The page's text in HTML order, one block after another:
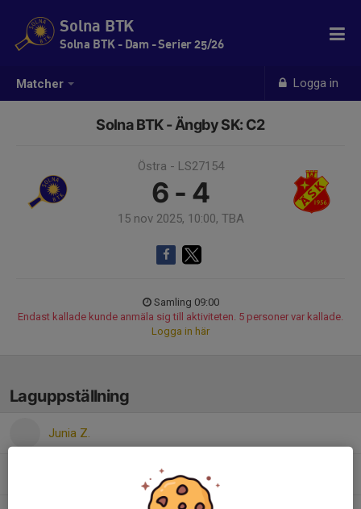
Matcher Logga in
Solna BTK
Solna BTK - Dam - Serier 25/26
Solna BTK - Ängby SK: C2
Östra - LS27154
6 - 4
15 nov 2025, 10:00, TBA
Samling 09:00
Endast kallade kunde anmäla sig till aktiviteten. 5 personer var kallade.
Logga in här
Laguppställning
Junia Z.